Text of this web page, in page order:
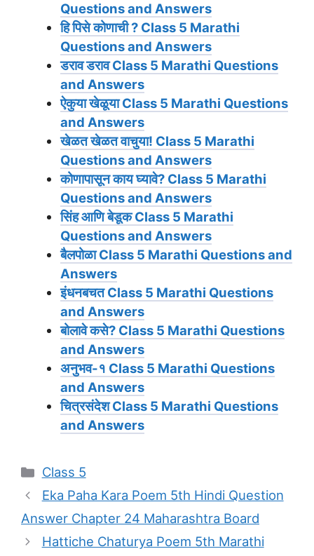
Questions and Answers
हि पिसे कोणाची ? Class 5 Marathi
Questions and Answers
डराव डराव Class 5 Marathi Questions
and Answers
ऐकुया खेळूया Class 5 Marathi Questions
and Answers
खेळत खेळत वाचुया! Class 5 Marathi
Questions and Answers
कोणापासून काय घ्यावे? Class 5 Marathi
Questions and Answers
सिंह आणि बेडूक Class 5 Marathi
Questions and Answers
बैलपोळा Class 5 Marathi Questions and
Answers
इंधनबचत Class 5 Marathi Questions
and Answers
बोलावे कसे? Class 5 Marathi Questions
and Answers
अनुभव-१ Class 5 Marathi Questions
and Answers
चित्रसंदेश Class 5 Marathi Questions
and Answers
Categories
Class 5
Eka Paha Kara Poem 5th Hindi Question
Answer Chapter 24 Maharashtra Board
Hattiche Chaturya Poem 5th Marathi